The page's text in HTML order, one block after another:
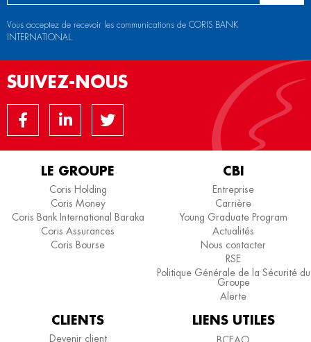
Vous acceptez de recevoir les communications de CORIS BANK
INTERNATIONAL.
SUIVEZ-NOUS
LE GROUPE
Coris Holding
Coris Money
Coris Bank International Baraka
Coris Assurances
Coris Bourse
CBI
Entreprise
Carrière
Young Graduate Program
Actualités
Nous contacter
RSE
Politique Générale de la Sécurité du
Groupe
Alerte
CLIENTS
Devenir client
LIENS UTILES